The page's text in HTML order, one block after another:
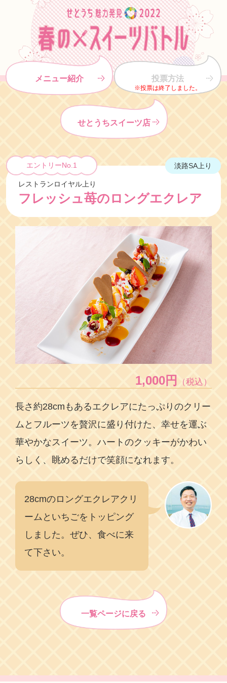
メニュー紹介 投票方法
※投票は終了しました。
せとうちスイーツ店
エントリーNo.1
レストランロイヤル上り
フレッシュ苺のロングエクレア
淡路SA上り
1,000円 （税込）
長さ約28cmもあるエクレアにたっぷりのクリー
ムとフルーツを贅沢に盛り付けた、幸せを運ぶ
華やかなスイーツ。ハートのクッキーがかわい
らしく、眺めるだけで笑顔になれます。
28cmのロングエクレアクリ
ームといちごをトッピング
しました。ぜひ、食べに来
て下さい。
一覧ページに戻る